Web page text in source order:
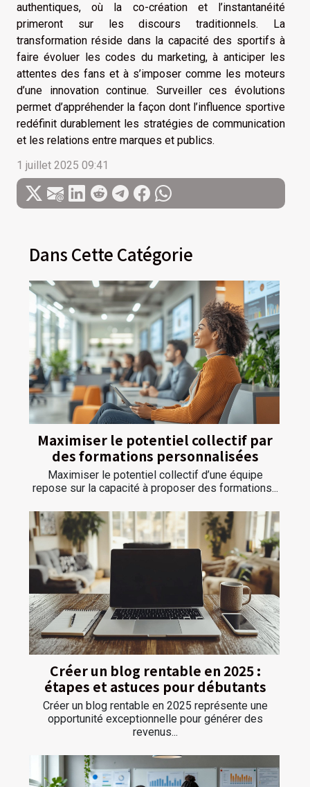
authentiques, où la co-création et l’instantanéité
primeront sur les discours traditionnels. La
transformation réside dans la capacité des sportifs à
faire évoluer les codes du marketing, à anticiper les
attentes des fans et à s’imposer comme les moteurs
d’une innovation continue. Surveiller ces évolutions
permet d’appréhender la façon dont l’influence sportive
redéfinit durablement les stratégies de communication
et les relations entre marques et publics.
1 juillet 2025 09:41
Dans Cette Catégorie
Maximiser le potentiel collectif par
des formations personnalisées
Maximiser le potentiel collectif d’une équipe
repose sur la capacité à proposer des formations...
Créer un blog rentable en 2025 :
étapes et astuces pour débutants
Créer un blog rentable en 2025 représente une
opportunité exceptionnelle pour générer des
revenus...